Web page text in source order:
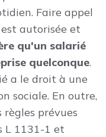
Faire appel
autorisée et
qu'un salarié
quelconque.
a le droit à une
sociale. En outre,
prévues
L 1131-1 et